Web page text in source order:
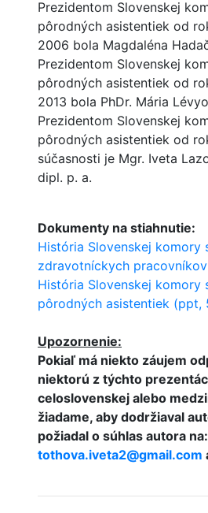
Prezidentom Slovenskej
pôrodných asistentiek od
2006 bola Magdaléna
Prezidentom Slovenskej
pôrodných asistentiek od
2013 bola PhDr. Mária
Prezidentom Slovenskej
pôrodných asistentiek od
súčasnosti je Mgr. Iveta
dipl. p. a.
Dokumenty na stiahnutie:
História Slovenskej komory
zdravotníckych
História Slovenskej komory
pôrodných asistentiek (ppt,
Upozornenie:
Pokiaľ má niekto záujem
niektorú z týchto
celoslovenskej alebo
žiadame, aby dodržiaval
požiadal o súhlas autora na:
tothova.iveta2@gmail.com